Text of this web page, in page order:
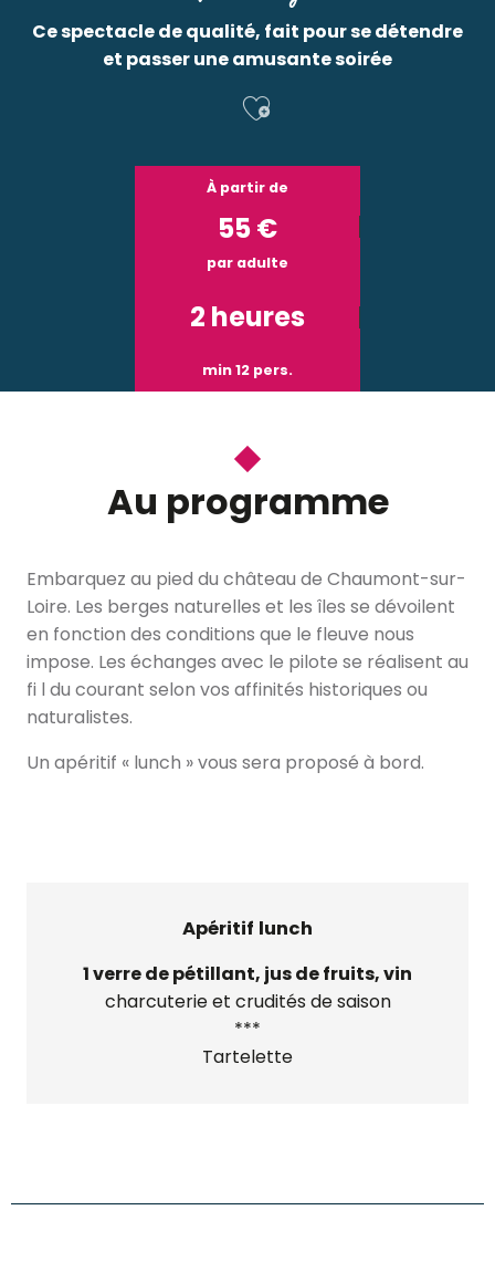
Ce spectacle de qualité, fait pour se détendre
et passer une amusante soirée
Ajouter aux
À partir de
55€
par adulte
2 heures
min 12 pers.
Au programme
Embarquez au pied du château de Chaumont-sur-
Loire. Les berges naturelles et les îles se dévoilent
en fonction des conditions que le fleuve nous
impose. Les échanges avec le pilote se réalisent au
fi l du courant selon vos affinités historiques ou
naturalistes.
Un apéritif « lunch » vous sera proposé à bord.
Apéritif lunch
1 verre de pétillant, jus de fruits, vin
charcuterie et crudités de saison
***
Tartelette